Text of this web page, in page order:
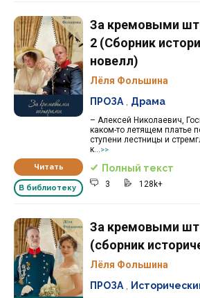
Читать
В библиотеку
За кремовыми
2 (Сборник
новелл)
Лёля Фольшина
– Алексей Николаевич,
каком-то летящем платье
ступени лестницы и
к...
>>
ПРОЗА Драма
Полный текст
3 128k+
За кремовыми
(сборник
Лёля Фольшина
ПРОЗА